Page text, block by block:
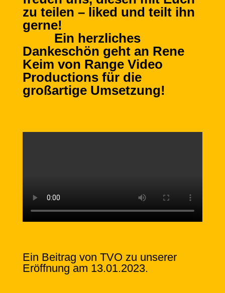
zu teilen – liked und teilt ihn
gerne!
Ein herzliches
Dankeschön geht an Rene
Keim von Range Video
Productions für die
großartige Umsetzung!
Ein Beitrag von TVO zu unserer
Eröffnung am 13.01.2023.